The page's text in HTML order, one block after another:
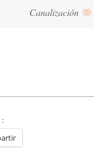
Canalización
: